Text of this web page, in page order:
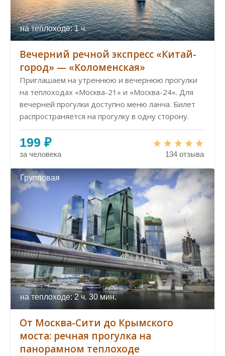
на теплоходе: 1 ч.
Вечерний речной экспресс «Китай-
город» — «Коломенская»
Приглашаем на утреннюю и вечернюю прогулки
на теплоходах «Москва-21» и «Москва-24». Для
вечерней прогулки доступно меню ланча. Билет
распространяется на прогулку в одну сторону.
199 ₽
за человека 134 отзыва
Групповая
на теплоходе: 2 ч. 30 мин.
От Москва-Сити до Крымского
моста: речная прогулка на
панорамном теплоходе